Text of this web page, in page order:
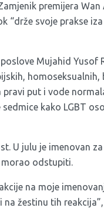
premijera Wan
“drže svoje prakse
Mujahid Yusof
homoseksualnih,
put i vode
kako LGBT
U julu je imenovan
morao odstupiti.
na moje
žestinu tih reakcija”,